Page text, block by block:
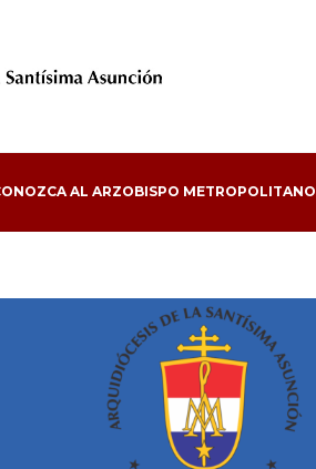
AL ARZOBISPO METROPOLITANO